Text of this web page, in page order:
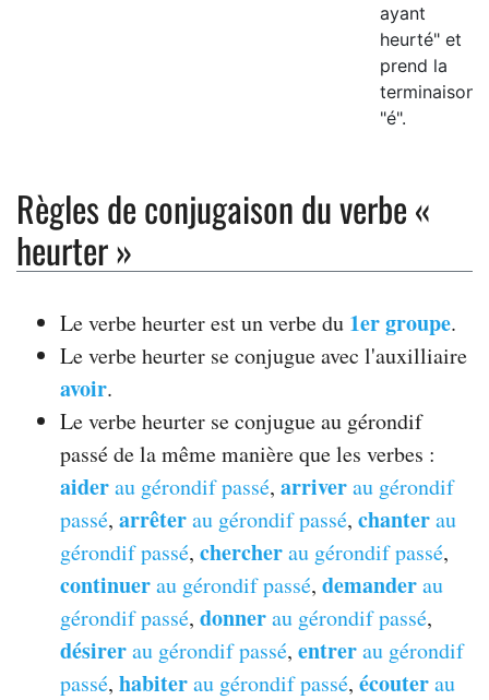
ayant
heurté" et
prend la
terminaison
"é".
Règles de conjugaison du verbe «
heurter »
Le verbe heurter est un verbe du 1er groupe.
Le verbe heurter se conjugue avec l'auxilliaire
avoir.
Le verbe heurter se conjugue au gérondif
passé de la même manière que les verbes :
aiderau gérondif passé, arriverau gérondif
passé, arrêterau gérondif passé, chanterau
gérondif passé, chercherau gérondif passé,
continuerau gérondif passé, demanderau
gérondif passé, donnerau gérondif passé,
désirerau gérondif passé, entrerau gérondif
passé, habiterau gérondif passé, écouterau